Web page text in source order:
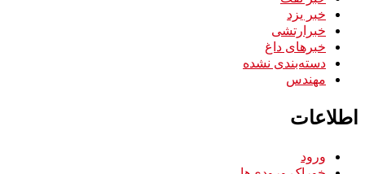
خبر یزد
خبرارتشی
خبرهای داغ
دسته‌بندی نشده
مهندس
اطلاعات
ورود